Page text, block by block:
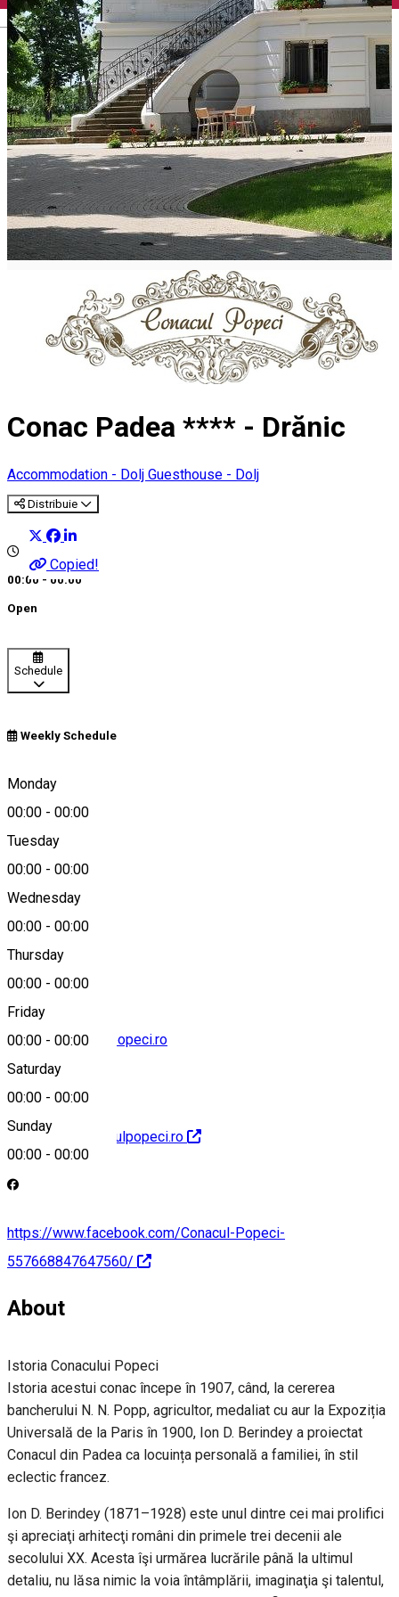
English
Conac Padea **** - Drănic
Accommodation - Dolj Guesthouse - Dolj
Distribuie
Copied!
00:00 - 00:00
Open
Schedule
Weekly Schedule
Monday
00:00 - 00:00
Tuesday
00:00 - 00:00
Wednesday
00:00 - 00:00
Thursday
00:00 - 00:00
Friday
00:00 - 00:00
Saturday
00:00 - 00:00
Sunday
00:00 - 00:00
Drănic, România
Map
conaculpopeci@popeci.ro
http://www.conaculpopeci.ro
https://www.facebook.com/Conacul-Popeci-
557668847647560/
About
Istoria Conacului Popeci
Istoria acestui conac începe în 1907, când, la cererea
bancherului N. N. Popp, agricultor, medaliat cu aur la Expoziția
Universală de la Paris în 1900, Ion D. Berindey a proiectat
Conacul din Padea ca locuința personală a familiei, în stil
eclectic francez.
Ion D. Berindey (1871–1928) este unul dintre cei mai prolifici
şi apreciaţi arhitecţi români din primele trei decenii ale
secolului XX. Acesta îşi urmărea lucrările până la ultimul
detaliu, nu lăsa nimic la voia întâmplării, imaginaţia şi talentul,